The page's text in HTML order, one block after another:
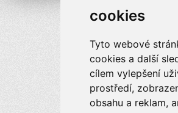
cookies
Tyto webové
cookies a další
cílem vylepšení
prostředí,
obsahu a reklam,